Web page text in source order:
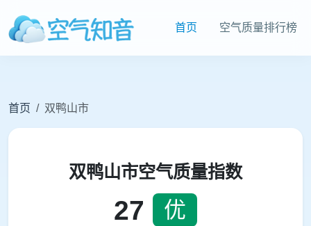
首页 空气质量排行榜
首页 双鸭山市
双鸭山市空气质量指数
27 优